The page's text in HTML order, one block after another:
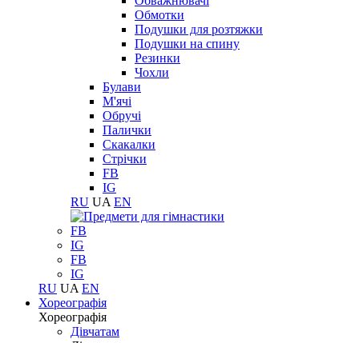
Обмотки
Подушки для розтяжки
Подушки на спину
Резинки
Чохли
Булави
М'ячі
Обручі
Палички
Скакалки
Стрічки
FB
IG
RU UA EN
FB
IG
FB
IG
RU UA EN
Хореографія
Хореографія
Дівчатам